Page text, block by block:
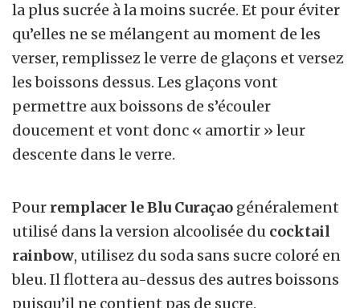
la plus sucrée à la moins sucrée. Et pour éviter
qu’elles ne se mélangent au moment de les
verser, remplissez le verre de glaçons et versez
les boissons dessus. Les glaçons vont
permettre aux boissons de s’écouler
doucement et vont donc « amortir » leur
descente dans le verre.
Pour remplacer le Blu Curaçao généralement
utilisé dans la version alcoolisée du cocktail
rainbow, utilisez du soda sans sucre coloré en
bleu. Il flottera au-dessus des autres boissons
puisqu’il ne contient pas de sucre.